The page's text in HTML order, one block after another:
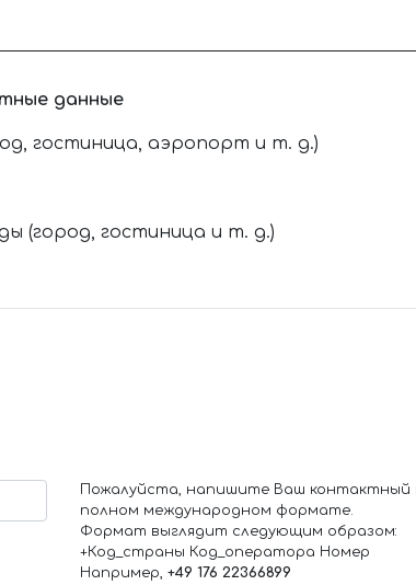
данные
гостиница, аэропорт и т. д.)
(город, гостиница и т. д.)
Пожалуйста, напишите Ваш контактный
полном международном формате.
Формат выглядит следующим образом:
+Код_страны Код_оператора Номер
Например, +49 176 22366899